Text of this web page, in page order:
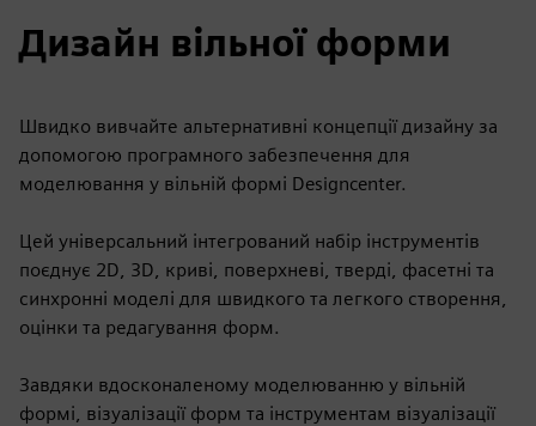
Дизайн вільної форми
Швидко вивчайте альтернативні концепції дизайну за
допомогою програмного забезпечення для
моделювання у вільній формі Designcenter.
Цей універсальний інтегрований набір інструментів
поєднує 2D, 3D, криві, поверхневі, тверді, фасетні та
синхронні моделі для швидкого та легкого створення,
оцінки та редагування форм.
Завдяки вдосконаленому моделюванню у вільній
формі, візуалізації форм та інструментам візуалізації